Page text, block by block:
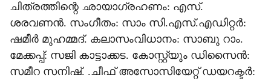
ചിത്രത്തിന്റെ ഛായാഗ്രഹണം: എസ്.
ശരവണൻ. സംഗീതം: സാം സി.എസ്.എഡിറ്റർ:
ഷമീർ മുഹമ്മദ്. കലാസംവിധാനം: സാബു റാം.
മേക്കപ്പ്: സജി കാട്ടാക്കട. കോസ്റ്റ്യും ഡിസൈൻ:
സമീറ സനിഷ്. .ചീഫ് അസോസിയേറ്റ് ഡയറക്ടർ: